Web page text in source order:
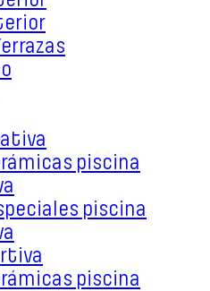
piscina
piscina
piscina